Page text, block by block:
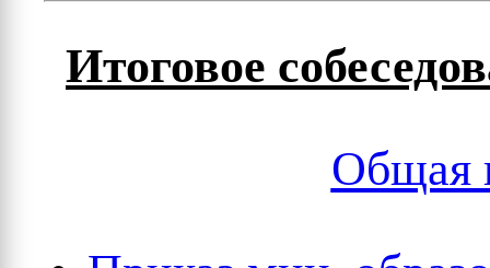
Итоговое
Общая